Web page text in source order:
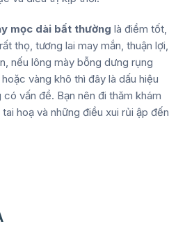
mọc dài bất thường là điềm tốt,
thọ, tương lai may mắn, thuận lợi,
nếu lông mày bỗng dưng rụng
vàng khô thì đây là dấu hiệu
vấn đề. Bạn nên đi thăm khám
hoạ và những điều xui rủi ập đến